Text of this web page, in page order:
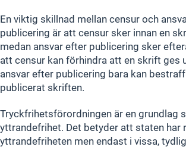
En viktig skillnad mellan censur och
publicering är att censur sker innan en
medan ansvar efter publicering sker
att censur kan förhindra att en skrift ges
ansvar efter publicering bara kan
publicerat skriften.
Tryckfrihetsförordningen är en grundlag
yttrandefrihet. Det betyder att staten har
yttrandefriheten men endast i vissa,